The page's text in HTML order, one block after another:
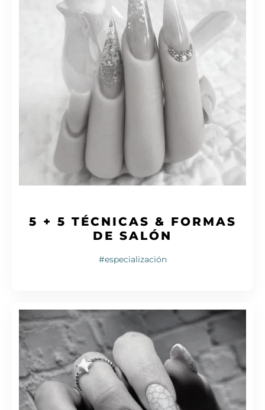
5 + 5 TÉCNICAS & FORMAS
DE SALÓN
#especialización